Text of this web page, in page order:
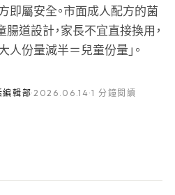
即屬安全。市面成人配方的菌
道設計，家長不宜直接換用，
人份量減半＝兒童份量」。
編輯部·2026.06.14 ·1 分鐘閱讀